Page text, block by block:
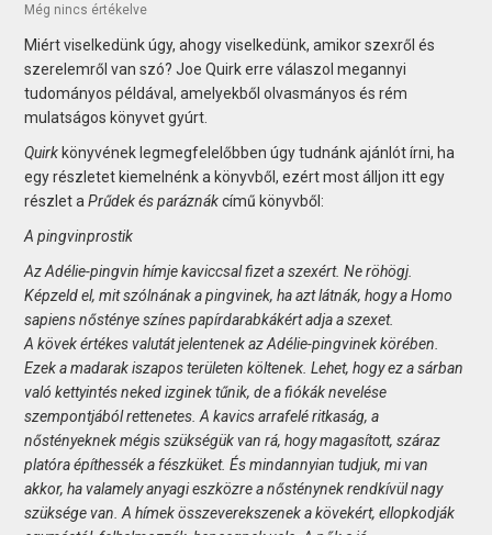
Még nincs értékelve
Miért viselkedünk úgy, ahogy viselkedünk, amikor szexről és
szerelemről van szó? Joe Quirk erre válaszol megannyi
tudományos példával, amelyekből olvasmányos és rém
mulatságos könyvet gyúrt.
Quirk könyvének legmegfelelőbben úgy tudnánk ajánlót írni, ha
egy részletet kiemelnénk a könyvből, ezért most álljon itt egy
részlet aPrűdek és paráznákcímű könyvből:
A pingvinprostik
Az Adélie-pingvin hímje kaviccsal fizet a szexért. Ne röhögj.
Képzeld el, mit szólnának a pingvinek, ha azt látnák, hogy a Homo
sapiens nősténye színes papírdarabkákért adja a szexet.
A kövek értékes valutát jelentenek az Adélie-pingvinek körében.
Ezek a madarak iszapos területen költenek. Lehet, hogy ez a sárban
való kettyintés neked izginek tűnik, de a fiókák nevelése
szempontjából rettenetes. A kavics arrafelé ritkaság, a
nőstényeknek mégis szükségük van rá, hogy magasított, száraz
platóra építhessék a fészküket. És mindannyian tudjuk, mi van
akkor, ha valamely anyagi eszközre a nősténynek rendkívül nagy
szüksége van. A hímek összeverekszenek a kövekért, ellopkodják